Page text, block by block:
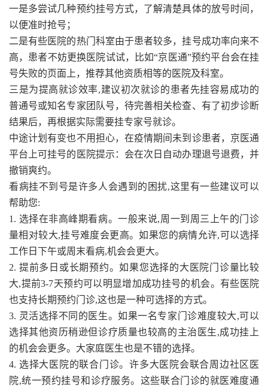
一是多尝试几种预约挂号方式，了解清楚具体的放号时间，
以便准时抢号；
二是有些医院的热门科室由于患者较多，挂号成功率向来不
高，患者不妨更换医院试试，比如“京医通”预约平台会在挂
号失败的页面上，推荐其他资质相等的医院及科室。
三是为提高就诊效率,建议初次就诊的患者先挂容易成功的
普通号或知名专家团队号，待完善相关检查、有了初步诊断
结果后，再根据实际需要挂专家号就诊。
中途计划有变也不用担心，在疫情期间未到诊患者，京医通
平台上可挂号的医院提示：会在次日自动办理退号退费，并
撤销爽约。
看病挂不到号是许多人会遇到的困扰,这里有一些建议可以
帮助您:
1. 选择在非高峰期看病。一般来说,周一到周三上午的门诊
量相对较大,挂号难度会更高。如果您的病情允许,可以选择
工作日下午或周末看病,机会会更大。
2. 提前多日或长期预约。如果您选择的大医院门诊量比较
大,提前3-7天预约可以明显增加成功挂号的机会。有些医院
也支持长期预约门诊,这也是一种可选择的方式。
3. 灵活选择不同的医生。如果一名专家门诊难度较大,可以
选择其他资历稍逊但诊疗质量也较高的主治医生,成功挂上
的机会会更多。大家庭医生也是不错的选择。
4. 选择大医院的联合门诊。许多大医院会联合周边社区医
院,统一预约挂号和诊疗服务。这些联合门诊的就医难度通